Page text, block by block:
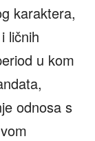
karaktera,
ličnih
u kom
odnosa s